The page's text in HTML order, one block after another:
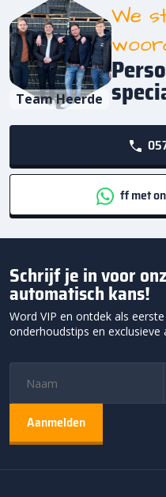
Team Heerde
We
ff met
Schrijf je in voor
automatisch kans!
Word VIP en ontdek als
onderhoudstips en exclusieve